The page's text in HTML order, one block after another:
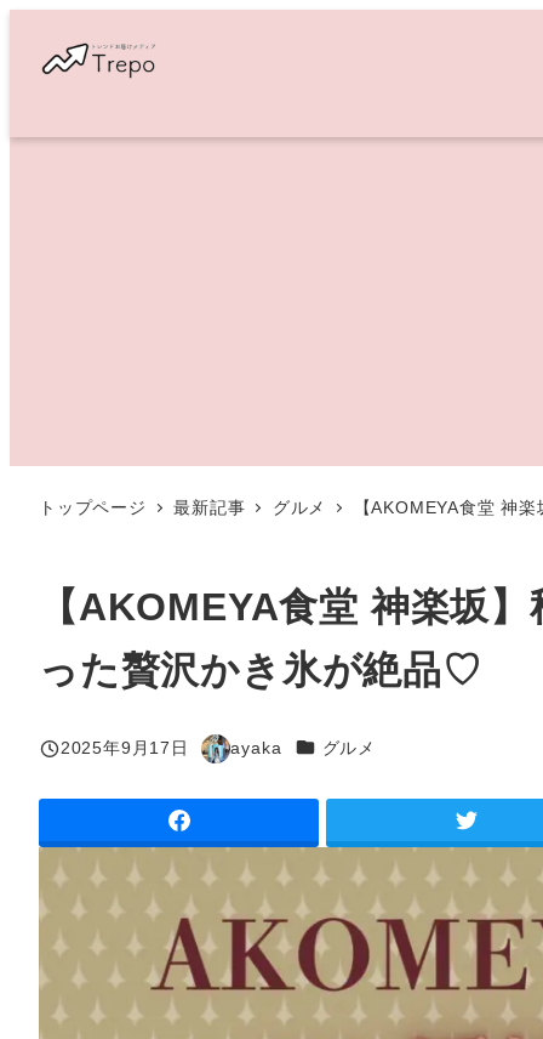
トップページ 最新記事 グルメ 【AKOMEYA食堂 神
【AKOMEYA食堂 神楽坂
った贅沢かき氷が絶品♡
投稿日
2025年9月17日
著
ayaka カテゴリー
グルメ